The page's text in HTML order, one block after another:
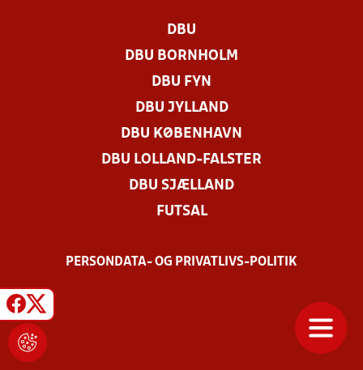
DBU
DBU BORNHOLM
DBU FYN
DBU JYLLAND
DBU KØBENHAVN
DBU LOLLAND-FALSTER
DBU SJÆLLAND
FUTSAL
PERSONDATA- OG PRIVATLIVS-POLITIK